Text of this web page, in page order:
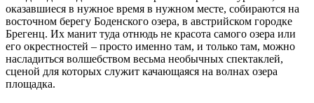
оказавшиеся в нужное время в нужном месте, собираются на
восточном берегу Боденского озера, в австрийском городке
Брегенц. Их манит туда отнюдь не красота самого озера или
его окрестностей – просто именно там, и только там, можно
насладиться волшебством весьма необычных спектаклей,
сценой для которых служит качающаяся на волнах озера
площадка.